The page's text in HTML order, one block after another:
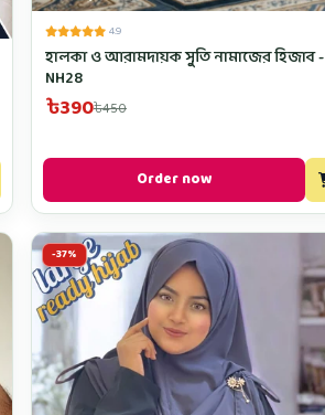
4.9
হালকা ও আরামদায়ক সুতি নামাজের হিজাব -
NH28
৳390৳450
Order now
-37%